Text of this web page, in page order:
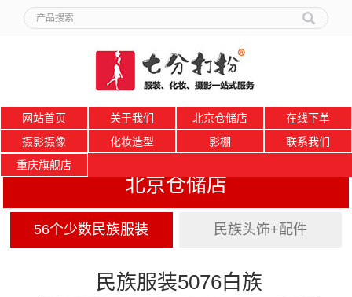
网站首页 关于我们 北京仓储店
在线下单
摄影摄像
化妆造型 影棚
联系我们
重庆旗舰店
北京仓储店
56个少数民族服装 民族头饰+配件
民族服装5076白族